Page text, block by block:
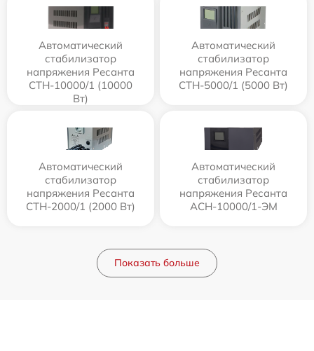
Автоматический
стабилизатор
напряжения Ресанта
СТН-10000/1 (10000
Вт)
Автоматический
стабилизатор
напряжения Ресанта
СТН-5000/1 (5000 Вт)
Автоматический
стабилизатор
напряжения Ресанта
СТН-2000/1 (2000 Вт)
Автоматический
стабилизатор
напряжения Ресанта
АСН-10000/1-ЭМ
Показать больше